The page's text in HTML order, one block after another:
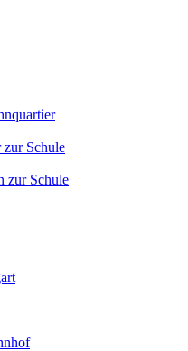
zur Schule
zur Schule